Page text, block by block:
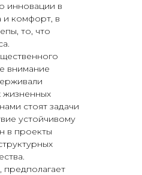
инновации в
и комфорт, в
то, что
внимание
жизненных
стоят задачи
устойчивому
в проекты
предполагает